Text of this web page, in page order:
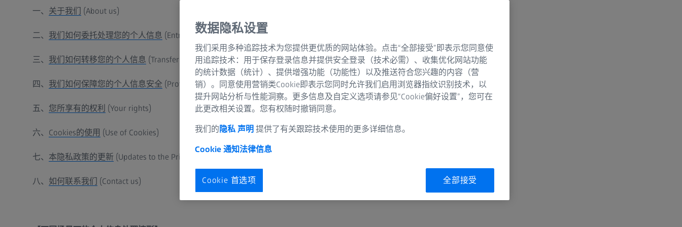
一、 关于我们 (About us)
二、 我们如何委托处理您的个人信息 (Entrusted processing of your personal information)
三、 我们如何转移您的个人信息 (Transfer of your personal information)
四、 我们如何保障您的个人信息安全 (Protection the security of your personal information)
五、 您所享有的权利 (Your rights)
六、 Cookies的使用 (Use of Cookies)
七、 本隐私政策的更新 (Updates to the Privacy Policy)
八、 如何联系我们 (Contact us)
数据隐私设置
我们采用多种追踪技术为您提供更优质的网站体验。点击“全部接受”即表示您同意使
用追踪技术：用于保存登录信息并提供安全登录（技术必需）、收集优化网站功能
的统计数据（统计）、提供增强功能（功能性）以及推送符合您兴趣的内容（营
销）。同意使用营销类Cookie即表示您同时允许我们启用浏览器指纹识别技术，以
提升网站分析与性能洞察。更多信息及自定义选项请参见“Cookie偏好设置”，您可在
此更改相关设置。您有权随时撤销同意。
我们的 隐私 声明 提供了有关跟踪技术使用的更多详细信息。
Cookie 通知法律信息
Cookie 首选项 全部接受